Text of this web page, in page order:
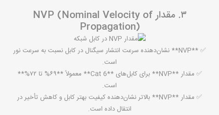
۳. مقدار NVP (Nominal Velocity of
Propagation)
✅ **NVP** نشان‌دهنده سرعت انتشار سیگنال در کابل نسبت به سرعت نور
است.
✅ مقدار **NVP** برای کابل‌های **Cat 6** معمولاً **۶۹% تا ۷۲%**
است.
✅ مقدار **NVP** بالاتر نشان‌دهنده کیفیت بهتر کابل و کاهش تأخیر در
انتقال داده است.